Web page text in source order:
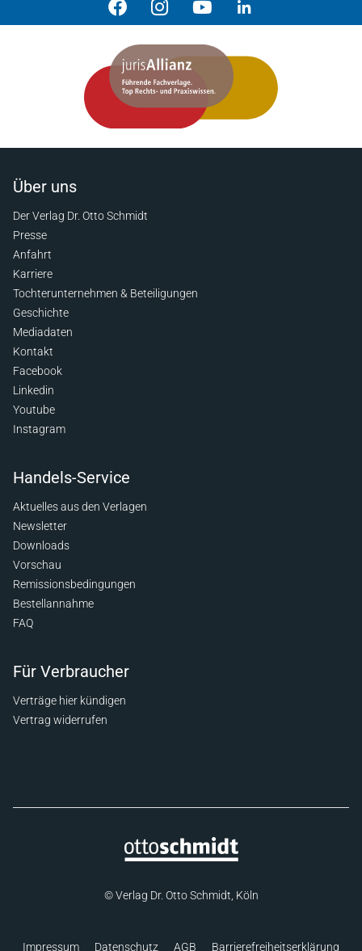
Über uns
Der Verlag Dr. Otto Schmidt
Presse
Anfahrt
Karriere
Tochterunternehmen & Beteiligungen
Geschichte
Mediadaten
Kontakt
Facebook
Linkedin
Youtube
Instagram
Handels-Service
Aktuelles aus den Verlagen
Newsletter
Downloads
Vorschau
Remissionsbedingungen
Bestellannahme
FAQ
Für Verbraucher
Verträge hier kündigen
Vertrag widerrufen
© Verlag Dr. Otto Schmidt, Köln
Impressum Datenschutz AGB Barrierefreiheitserklärung